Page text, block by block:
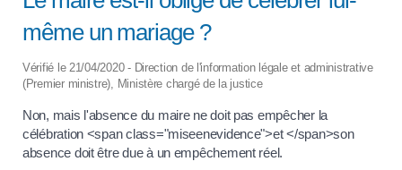
même un mariage ?
Vérifié le 21/04/2020 - Direction de l'information légale et administrative
(Premier ministre), Ministère chargé de la justice
Non, mais l'absence du maire ne doit pas empêcher la
célébration <span class="miseenevidence">et </span>son
absence doit être due à un empêchement réel.